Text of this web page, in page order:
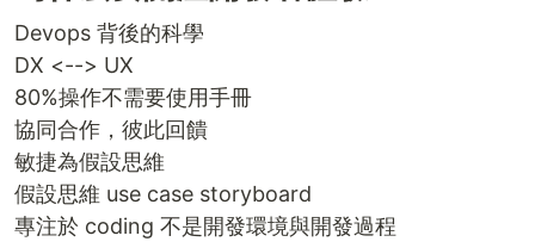
Devops 背後的科學
DX <--> UX
80%操作不需要使用手冊
協同合作，彼此回饋
敏捷為假設思維
假設思維 use case storyboard
專注於 coding 不是開發環境與開發過程